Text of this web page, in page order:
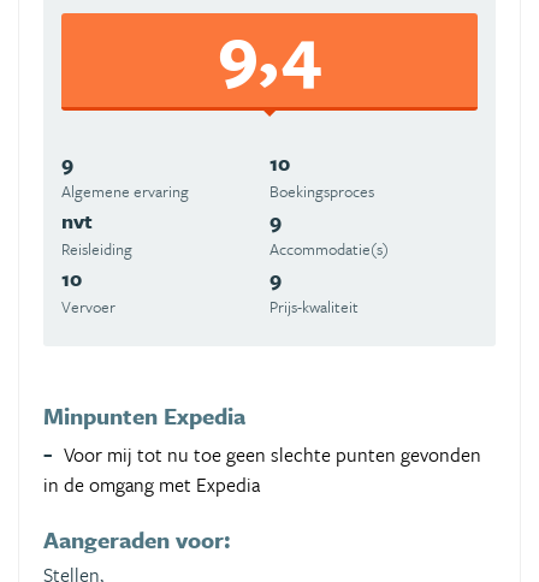
9,4
9
Algemene ervaring
10
Boekingsproces
nvt
Reisleiding
9
Accommodatie(s)
10
Vervoer
9
Prijs-kwaliteit
Minpunten Expedia
Voor mij tot nu toe geen slechte punten gevonden
in de omgang met Expedia
Aangeraden voor:
Stellen,